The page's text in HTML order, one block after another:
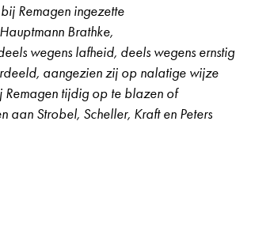
verlagen.
Remagen ingezette
Brathke,
wegens lafheid, deels wegens ernstig
aangezien zij op nalatige wijze
tijdig op te blazen of
aan Strobel, Scheller, Kraft en Peters